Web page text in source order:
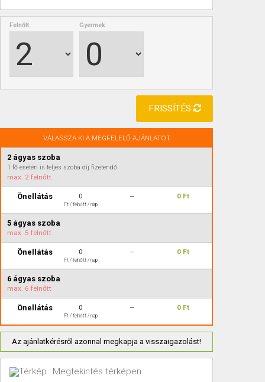
Felnőtt Gyermek
FRISSÍTÉS
VÁLASSZA KI A MEGFELELŐ AJÁNLATOT
2 ágyas szoba
1 fő esetén is teljes szoba díj fizetendő
max. 2 felnőtt
Önellátás 0
Ft / felnőtt / nap
-- 0 Ft
5 ágyas szoba
max. 5 felnőtt
Önellátás 0
Ft / felnőtt / nap
-- 0 Ft
6 ágyas szoba
max. 6 felnőtt
Önellátás 0
Ft / felnőtt / nap
-- 0 Ft
Az ajánlatkérésről azonnal megkapja a visszaigazolást!
Megtekintés térképen